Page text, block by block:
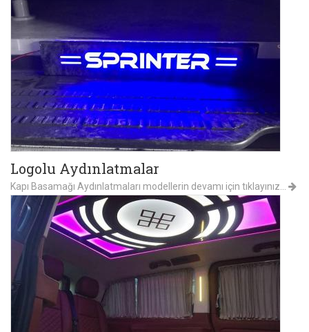
Logolu Aydınlatmalar
Kapı Basamağı Aydınlatmaları modellerin devamı için tıklayınız...